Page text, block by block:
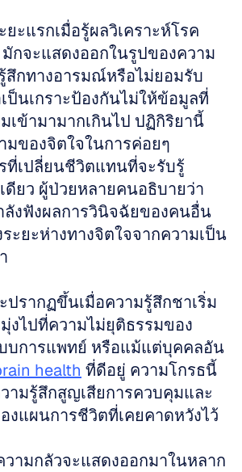
มักจะแสดงออกในรูปของความ
สึกทางอารมณ์หรือไม่ยอมรับ
ป็นเกราะป้องกันไม่ให้ข้อมูลที่
เข้ามามากเกินไป ปฏิกิริยานี้
มของจิตใจในการค่อยๆ
ที่เปลี่ยนชีวิตแทนที่จะรับรู้
ดียว ผู้ป่วยหลายคนอธิบายว่า
ลังฟังผลการวินิจฉัยของคนอื่น
ะยะห่างทางจิตใจจากความเป็น
ปรากฏขึ้นเมื่อความรู้สึกชาเริ่ม
งไปที่ความไม่ยุติธรรมของ
บการแพทย์ หรือแม้แต่บุคคลอัน
health ที่ดีอยู่ ความโกรธนี้
ามรู้สึกสูญเสียการควบคุมและ
งแผนการชีวิตที่เคยคาดหวังไว้
ามกลัวจะแสดงออกมาในหลาก